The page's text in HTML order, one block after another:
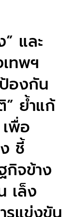
” และ
เทพฯ
องกัน
ย้ำแก้
พื่อ
ชี้
กิจข้าง
เล็ง